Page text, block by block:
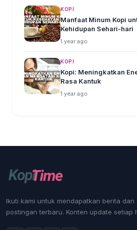
KOPI
Manfaat Minum Kopi
Kehidupan Sehari-hari
1 year ago
KOPI
Kopi: Meningkatkan
Rasa Kantuk
1 year ago
Ikuti kami untuk mendapatkan berita dan
postingan terbaru. Konten update setiap